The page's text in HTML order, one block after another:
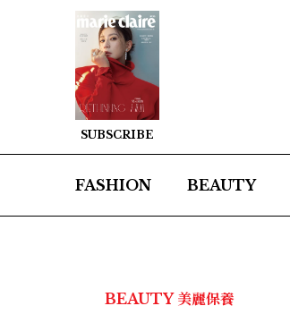
SUBSCRIBE
FASHION BEAUTY
BEAUTY 美麗保養